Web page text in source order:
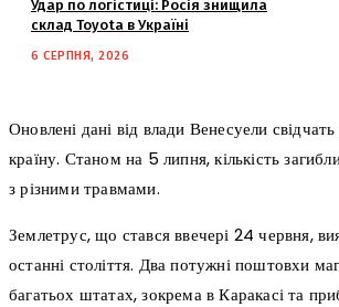
Удар по логістиці: Росія знищила
склад Toyota в Україні
6 СЕРПНЯ, 2026
Оновлені дані від влади Венесуели
країну. Станом на 5 липня, кількість
з різними травмами.
Землетрус, що стався ввечері 24 червня,
останні століття. Два потужні поштовхи
багатьох штатах, зокрема в Каракасі та